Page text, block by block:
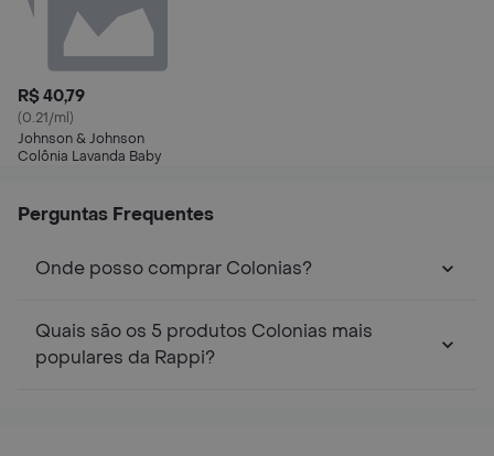
R$ 40,79
(0.21/ml)
Johnson & Johnson
Colônia Lavanda Baby
Perguntas Frequentes
Onde posso comprar Colonias?
Quais são os 5 produtos Colonias mais
populares da Rappi?